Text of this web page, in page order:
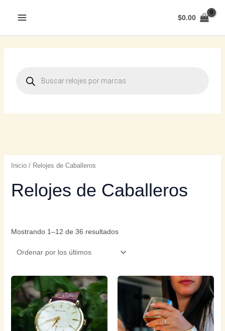
$0.00
Inicio/ Relojes de Caballeros
Relojes de Caballeros
Mostrando 1–12 de 36 resultados